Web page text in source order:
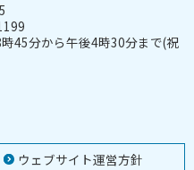
ウェブサイト運営方針
45分から午後4時30分まで(祝